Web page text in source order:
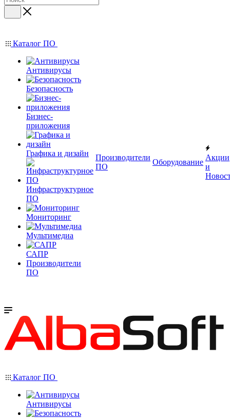
Каталог ПО
Антивирусы
Безопасность
Бизнес-
приложения
Графика и дизайн
Инфраструктурное
ПО
Мониторинг
Мультимедиа
САПР
Производители
ПО
Производители
ПО
Оборудование
Акции
и
Каталог ПО
Антивирусы